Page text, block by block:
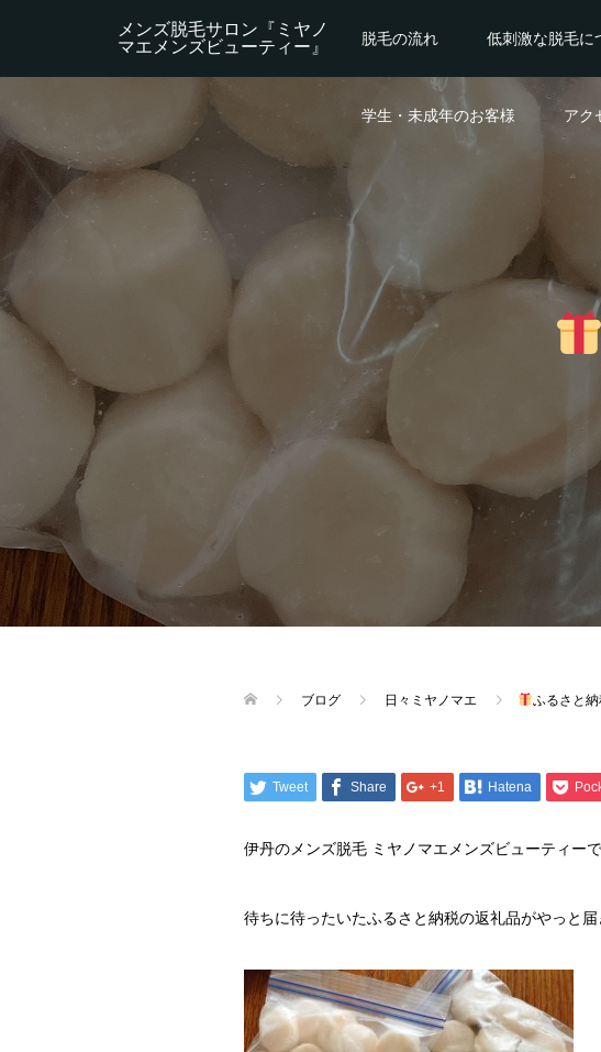
メンズ脱毛サロン『ミヤノ
マエメンズビューティー』
脱毛の流れ 低刺激な脱毛に
学生・未成年のお客様 アク
ブログ 日々ミヤノマエ ふるさと納
Tweet Share +1 Hatena
伊丹のメンズ脱毛 ミヤノマエメンズビューティー
待ちに待ったいたふるさと納税の返礼品がやっと届